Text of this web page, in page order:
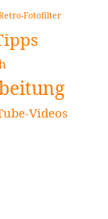
Fotofilter
Videos